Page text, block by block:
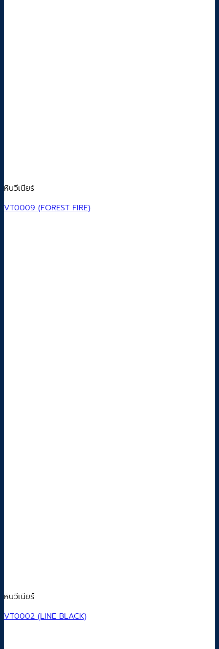
หินวีเนียร์
VT0009 (FOREST FIRE)
หินวีเนียร์
VT0002 (LINE BLACK)